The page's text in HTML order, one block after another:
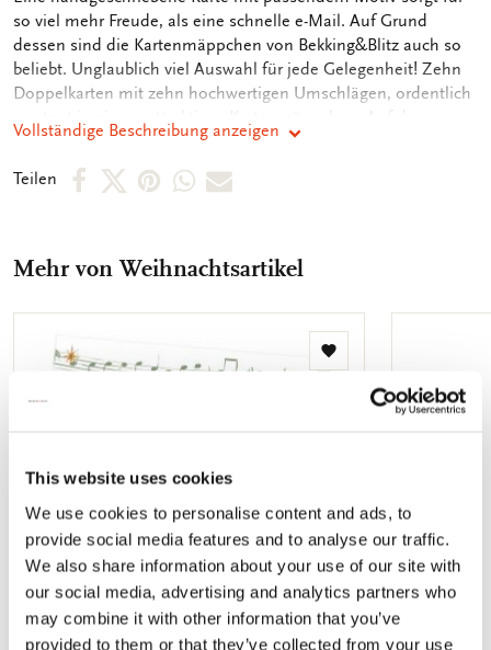
This website uses cookies
We use cookies to personalise content and ads, to
provide social media features and to analyse our traffic.
We also share information about your use of our site with
our social media, advertising and analytics partners who
may combine it with other information that you’ve
provided to them or that they’ve collected from your use
so viel mehr Freude, als eine schnelle e-Mail. Auf Grund
dessen sind die Kartenmäppchen von Bekking&Blitz auch so
beliebt. Unglaublich viel Auswahl für jede Gelegenheit! Zehn
Doppelkarten mit zehn hochwertigen Umschlägen, ordentlich
verstaut in einem attraktiven Kartenmäppchen. Auf der
Rückseite des Mäppchens sind die verschiedenen Motive
abgebildet. So können Sie schnell das Motiv, welches Sie
suchen, finden. Die Innenseite der Karten sind unbedruckt,
Vollständige Beschreibung anzeigen
Teilen
Per Per Per PerPer
teilen
Mehr von Weihnachtsartikel
Zur
hinzufügen